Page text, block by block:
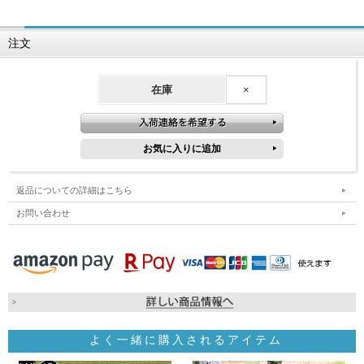
注文
在庫 ×
返品についての詳細はこちら
お問い合わせ
よく一緒に購入されるアイテム